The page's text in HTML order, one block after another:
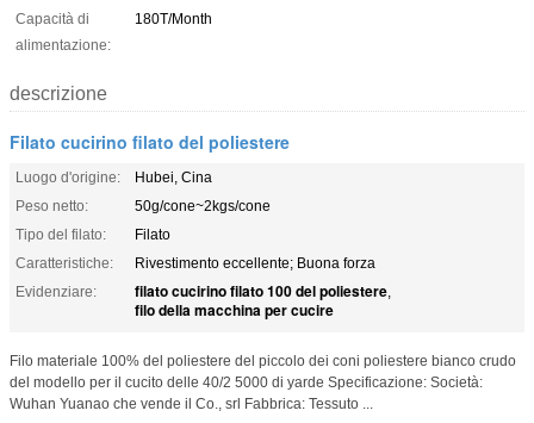
Capacità di
alimentazione:
180T/Month
descrizione
Filato cucirino filato del poliestere
Luogo d'origine:
Hubei, Cina
Peso netto:
50g/cone~2kgs/cone
Tipo del filato:
Filato
Caratteristiche:
Rivestimento eccellente; Buona forza
Evidenziare:
filato cucirino filato 100 del poliestere,
filo della macchina per cucire
Filo materiale 100% del poliestere del piccolo dei coni poliestere bianco crudo
del modello per il cucito delle 40/2 5000 di yarde Specificazione: Società:
Wuhan Yuanao che vende il Co., srl Fabbrica: Tessuto ...